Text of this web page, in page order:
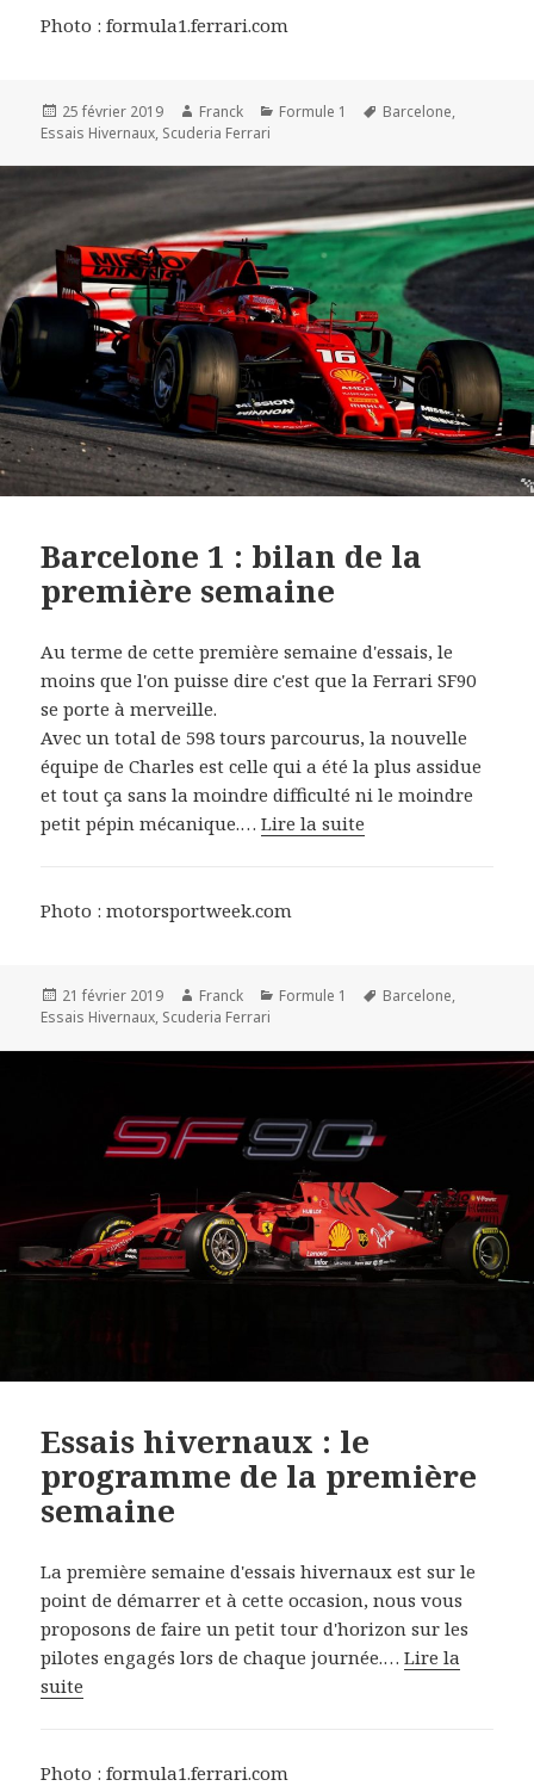
Photo : formula1.ferrari.com
Publié
le
25 février 2019 Auteur
Franck Catégories
Formule 1
Mots-
Barcelone,
Essais Hivernaux, Scuderia Ferrari
Barcelone 1 : bilan de la
première semaine
Au terme de cette première semaine d'essais, le
moins que l'on puisse dire c'est que la Ferrari SF90
se porte à merveille.
Avec un total de 598 tours parcourus, la nouvelle
équipe de Charles est celle qui a été la plus assidue
et tout ça sans la moindre difficulté ni le moindre
petit pépin mécanique.…Lire la suite
Photo : motorsportweek.com
Publié
le
21 février 2019 Auteur
Franck Catégories
Formule 1
Mots-
Barcelone,
Essais Hivernaux, Scuderia Ferrari
Essais hivernaux : le
programme de la première
semaine
La première semaine d'essais hivernaux est sur le
point de démarrer et à cette occasion, nous vous
proposons de faire un petit tour d'horizon sur les
pilotes engagés lors de chaque journée.…Lire la
suite
Photo : formula1.ferrari.com